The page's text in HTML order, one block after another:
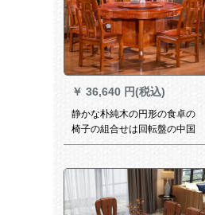
￥ 36,640 円(税込)
静かな朴純木の円形の食卓の
椅子の組合せは回転盤の中国
式の古彫刻の食事台のホテル
て鋼化のガラスの単テーブル
を溶かします+6つの象の首の
椅子の1.2メートル